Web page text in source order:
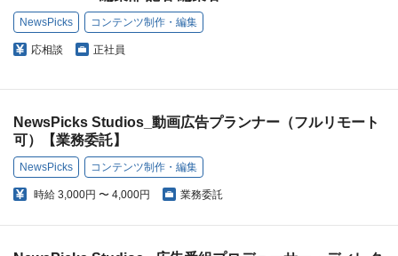
NewsPicks コンテンツ制作・編集
応相談 正社員
NewsPicks Studios_動画広告プランナー（フルリモート
可）【業務委託】
NewsPicks コンテンツ制作・編集
時給 3,000円 〜 4,000円 業務委託